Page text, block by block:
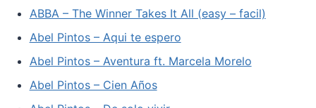
ABBA – The Winner Takes It All (easy – facil)
Abel Pintos – Aqui te espero
Abel Pintos – Aventura ft. Marcela Morelo
Abel Pintos – Cien Años